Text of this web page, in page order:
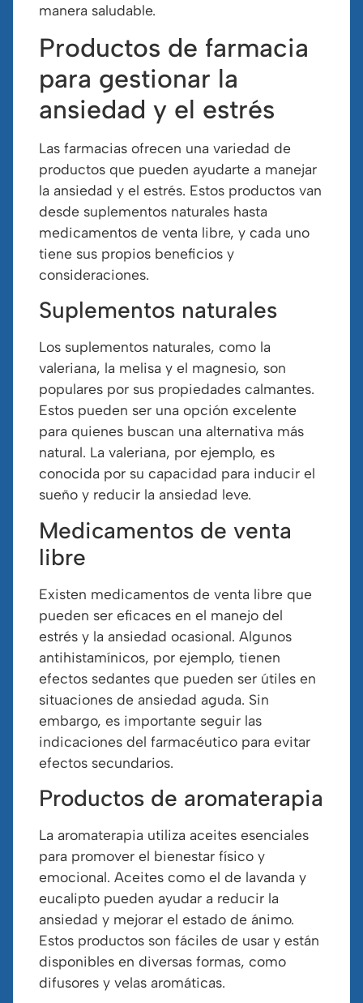
manera saludable.
Productos de farmacia
para gestionar la
ansiedad y el estrés
Las farmacias ofrecen una variedad de
productos que pueden ayudarte a manejar
la ansiedad y el estrés. Estos productos van
desde suplementos naturales hasta
medicamentos de venta libre, y cada uno
tiene sus propios beneficios y
consideraciones.
Suplementos naturales
Los suplementos naturales, como la
valeriana, la melisa y el magnesio, son
populares por sus propiedades calmantes.
Estos pueden ser una opción excelente
para quienes buscan una alternativa más
natural. La valeriana, por ejemplo, es
conocida por su capacidad para inducir el
sueño y reducir la ansiedad leve.
Medicamentos de venta
libre
Existen medicamentos de venta libre que
pueden ser eficaces en el manejo del
estrés y la ansiedad ocasional. Algunos
antihistamínicos, por ejemplo, tienen
efectos sedantes que pueden ser útiles en
situaciones de ansiedad aguda. Sin
embargo, es importante seguir las
indicaciones del farmacéutico para evitar
efectos secundarios.
Productos de aromaterapia
La aromaterapia utiliza aceites esenciales
para promover el bienestar físico y
emocional. Aceites como el de lavanda y
eucalipto pueden ayudar a reducir la
ansiedad y mejorar el estado de ánimo.
Estos productos son fáciles de usar y están
disponibles en diversas formas, como
difusores y velas aromáticas.